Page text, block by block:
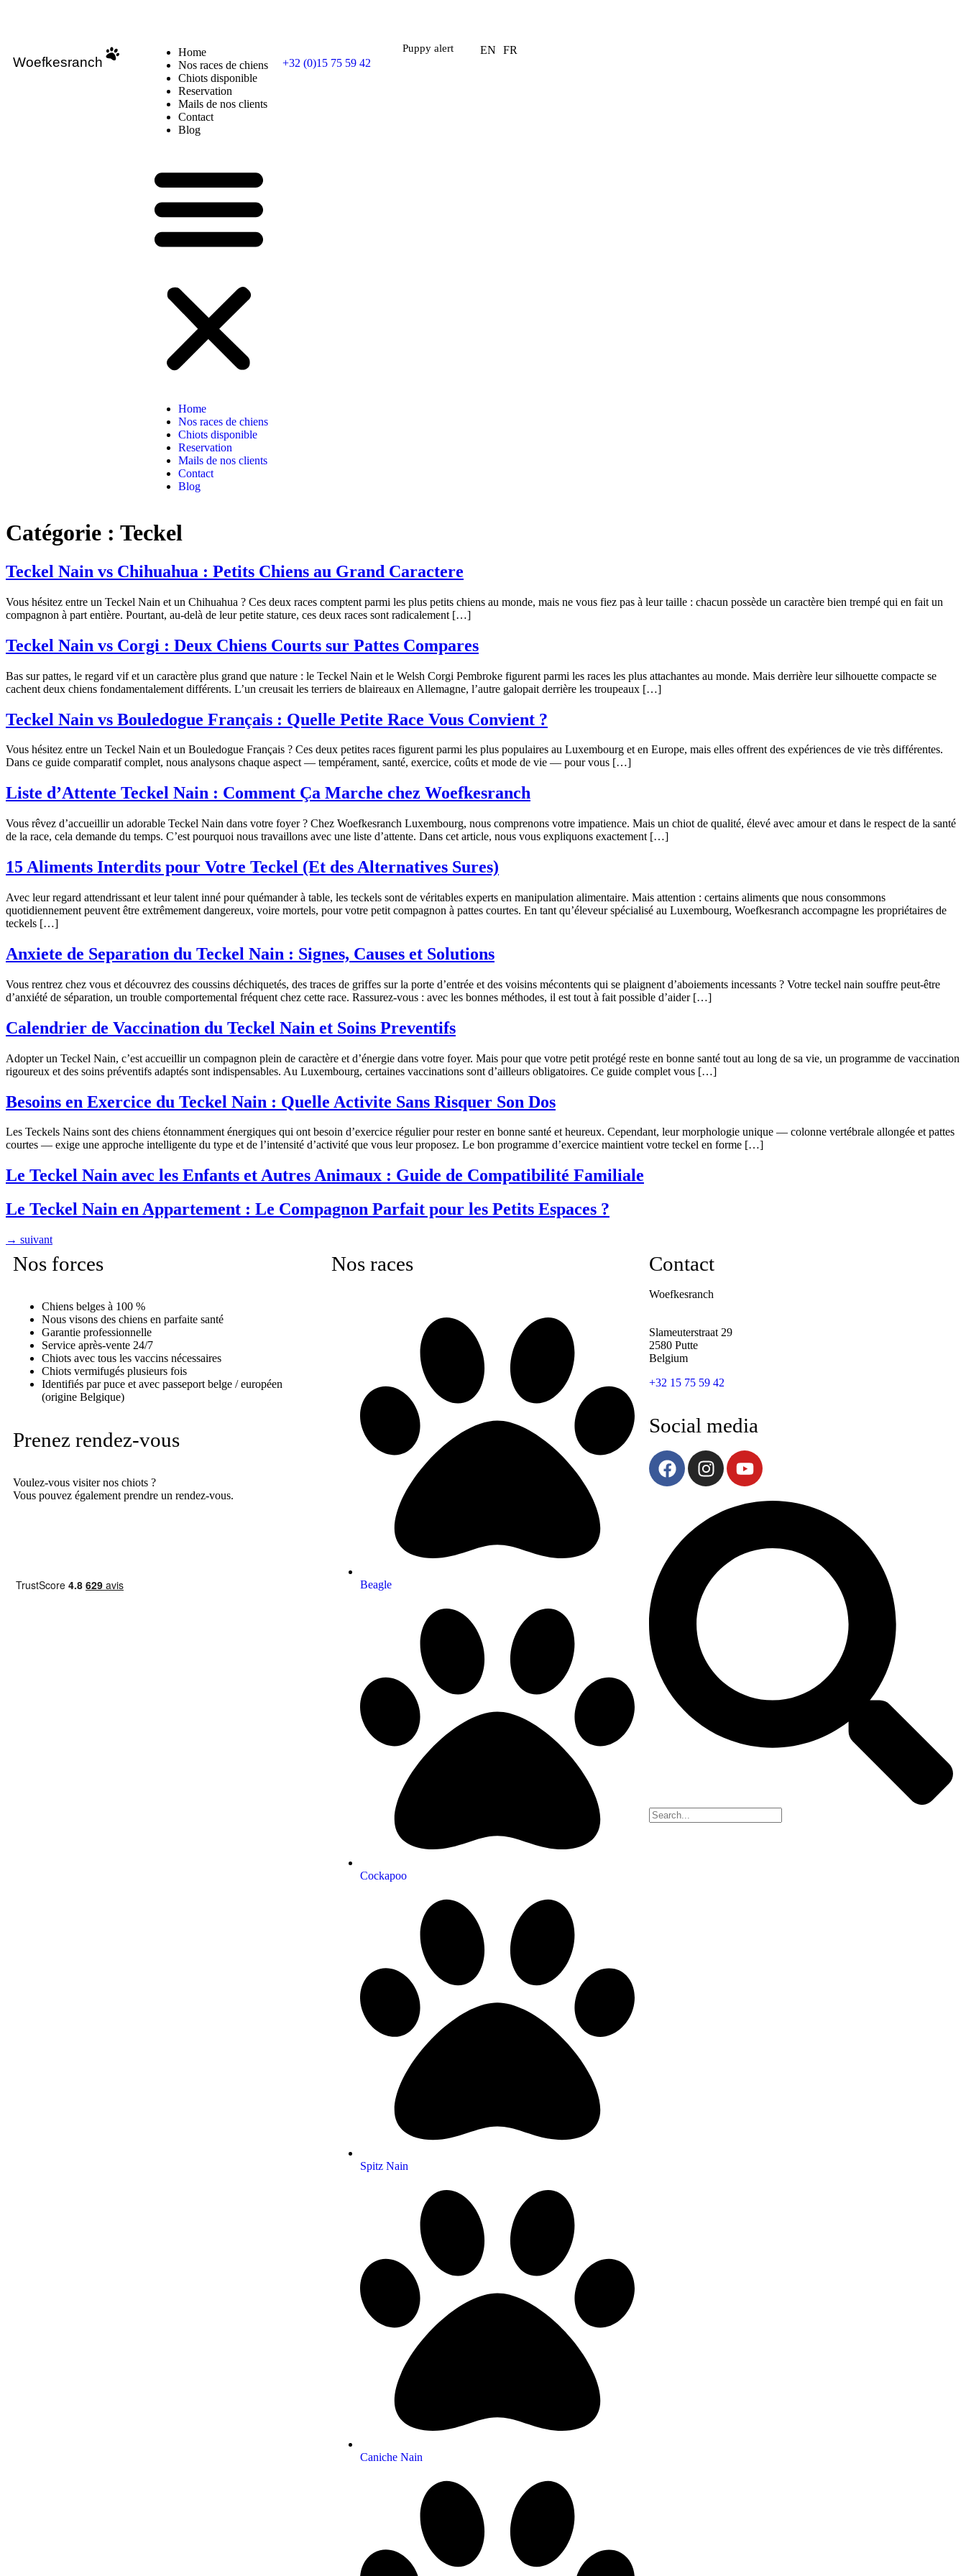
Woefkesranch
Home
Nos races de chiens
Chiots disponible
Reservation
Mails de nos clients
Contact
Blog
Home
Nos races de chiens
Chiots disponible
Reservation
Mails de nos clients
Contact
Blog
+32 (0)15 75 59 42
Puppy alert EN FR
Catégorie : Teckel
Teckel Nain vs Chihuahua : Petits Chiens au Grand Caractere
Vous hésitez entre un Teckel Nain et un Chihuahua ? Ces deux races comptent parmi les plus petits chiens au monde, mais ne vous fiez pas à leur taille : chacun possède un caractère bien trempé qui en fait un
compagnon à part entière. Pourtant, au-delà de leur petite stature, ces deux races sont radicalement […]
Teckel Nain vs Corgi : Deux Chiens Courts sur Pattes Compares
Bas sur pattes, le regard vif et un caractère plus grand que nature : le Teckel Nain et le Welsh Corgi Pembroke figurent parmi les races les plus attachantes au monde. Mais derrière leur silhouette compacte se
cachent deux chiens fondamentalement différents. L’un creusait les terriers de blaireaux en Allemagne, l’autre galopait derrière les troupeaux […]
Teckel Nain vs Bouledogue Français : Quelle Petite Race Vous Convient ?
Vous hésitez entre un Teckel Nain et un Bouledogue Français ? Ces deux petites races figurent parmi les plus populaires au Luxembourg et en Europe, mais elles offrent des expériences de vie très différentes.
Dans ce guide comparatif complet, nous analysons chaque aspect — tempérament, santé, exercice, coûts et mode de vie — pour vous […]
Liste d’Attente Teckel Nain : Comment Ça Marche chez Woefkesranch
Vous rêvez d’accueillir un adorable Teckel Nain dans votre foyer ? Chez Woefkesranch Luxembourg, nous comprenons votre impatience. Mais un chiot de qualité, élevé avec amour et dans le respect de la santé
de la race, cela demande du temps. C’est pourquoi nous travaillons avec une liste d’attente. Dans cet article, nous vous expliquons exactement […]
15 Aliments Interdits pour Votre Teckel (Et des Alternatives Sures)
Avec leur regard attendrissant et leur talent inné pour quémander à table, les teckels sont de véritables experts en manipulation alimentaire. Mais attention : certains aliments que nous consommons
quotidiennement peuvent être extrêmement dangereux, voire mortels, pour votre petit compagnon à pattes courtes. En tant qu’éleveur spécialisé au Luxembourg, Woefkesranch accompagne les propriétaires de
teckels […]
Anxiete de Separation du Teckel Nain : Signes, Causes et Solutions
Vous rentrez chez vous et découvrez des coussins déchiquetés, des traces de griffes sur la porte d’entrée et des voisins mécontents qui se plaignent d’aboiements incessants ? Votre teckel nain souffre peut-être
d’anxiété de séparation, un trouble comportemental fréquent chez cette race. Rassurez-vous : avec les bonnes méthodes, il est tout à fait possible d’aider […]
Calendrier de Vaccination du Teckel Nain et Soins Preventifs
Adopter un Teckel Nain, c’est accueillir un compagnon plein de caractère et d’énergie dans votre foyer. Mais pour que votre petit protégé reste en bonne santé tout au long de sa vie, un programme de vaccination
rigoureux et des soins préventifs adaptés sont indispensables. Au Luxembourg, certaines vaccinations sont d’ailleurs obligatoires. Ce guide complet vous […]
Besoins en Exercice du Teckel Nain : Quelle Activite Sans Risquer Son Dos
Les Teckels Nains sont des chiens étonnamment énergiques qui ont besoin d’exercice régulier pour rester en bonne santé et heureux. Cependant, leur morphologie unique — colonne vertébrale allongée et pattes
courtes — exige une approche intelligente du type et de l’intensité d’activité que vous leur proposez. Le bon programme d’exercice maintient votre teckel en forme […]
Le Teckel Nain avec les Enfants et Autres Animaux : Guide de Compatibilité Familiale
Le Teckel Nain en Appartement : Le Compagnon Parfait pour les Petits Espaces ?
→ suivant
Nos forces
Chiens belges à 100 %
Nous visons des chiens en parfaite santé
Garantie professionnelle
Service après-vente 24/7
Chiots avec tous les vaccins nécessaires
Chiots vermifugés plusieurs fois
Identifiés par puce et avec passeport belge / européen
(origine Belgique)
Prenez rendez-vous
Voulez-vous visiter nos chiots ?
Vous pouvez également prendre un rendez-vous.
Nos races
Beagle
Cockapoo
Spitz Nain
Caniche Nain
Contact
Woefkesranch
Slameuterstraat 29
2580 Putte
Belgium
+32 15 75 59 42
Social media